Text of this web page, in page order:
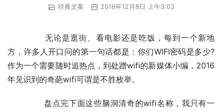
经典文案 2016年12月8日 上午3:03
方，许多人开口问的第一句话都是：你们WIFI密码是多少?
作为一个需要随时追热点，到处蹭wifi的新媒体小编，2016
年见识到的奇葩wifi可谓是不胜枚举。